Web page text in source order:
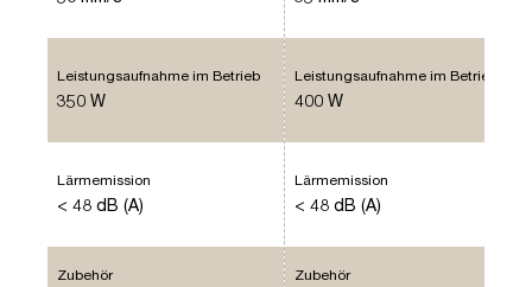
Leistungsaufnahme im Betrieb
350 W
Lärmemission
< 48 dB (A)
Zubehör
Leistungsaufnahme im Betrieb
400 W
Lärmemission
< 48 dB (A)
Zubehör